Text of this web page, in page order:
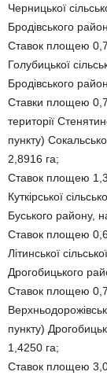
Черницької
Бродівського
Ставок площею
Голубицької
Бродівського
Ставки площею
території
пункту)
2,8916 га;
Ставок площею
Куткірської
Буського району,
Ставок площею
Літинської
Дрогобицького
Ставок площею
пункту)
1,4250 га;
Ставок площею